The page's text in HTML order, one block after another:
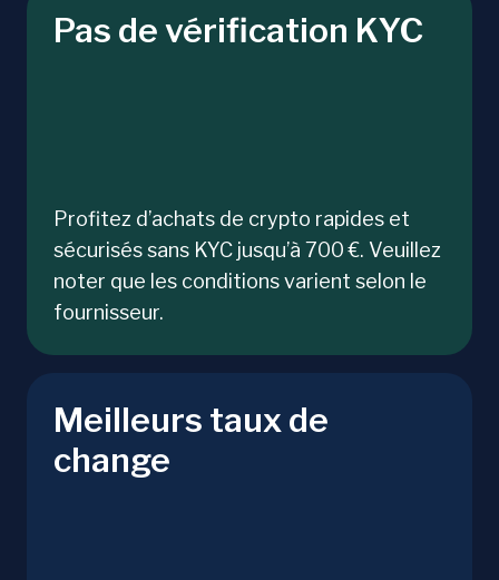
Pas de vérification KYC
Profitez d’achats de crypto rapides et
sécurisés sans KYC jusqu’à 700 €. Veuillez
noter que les conditions varient selon le
fournisseur.
Meilleurs taux de
change